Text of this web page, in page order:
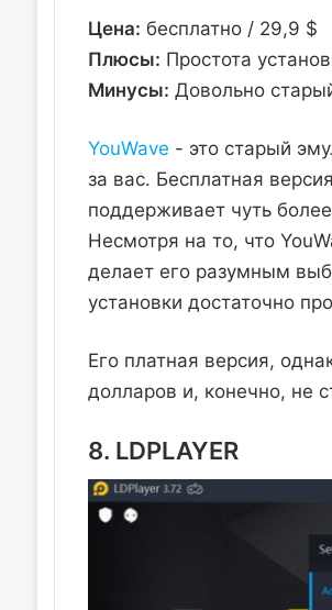
Цена: бесплатно / 29,9 $
Плюсы: Простота
Минусы: Довольно
YouWave - это старый
за вас. Бесплатная
поддерживает чуть
Несмотря на то, что
делает его разумным
установки достаточно
Его платная версия,
долларов и, конечно, не
8. LDPLAYER